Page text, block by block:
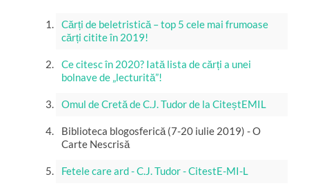
Cărți de beletristică – top 5 cele mai frumoase
cărți citite în 2019!
Ce citesc în 2020? Iată lista de cărți a unei
bolnave de „lecturită”!
Omul de Cretă de C.J. Tudor de la CiteștEMIL
Biblioteca blogosferică (7-20 iulie 2019) - O
Carte Nescrisă
Fetele care ard - C.J. Tudor - CitestE-MI-L